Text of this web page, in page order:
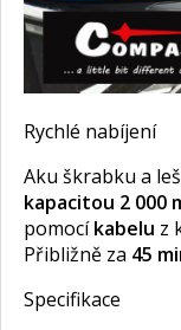
Rychlé nabíjení
Aku škrabku a
kapacitou 2 000
pomocíkabelu z
Přibližně za 45
Specifikace